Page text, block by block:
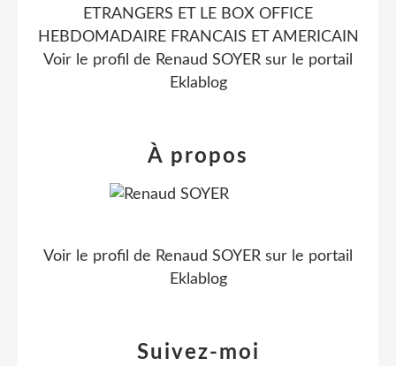
ETRANGERS ET LE BOX OFFICE
HEBDOMADAIRE FRANCAIS ET AMERICAIN
Voir le profil de Renaud SOYER sur le portail
Eklablog
Suivez-moi
À propos
Voir le profil de Renaud SOYER sur le portail
Eklablog